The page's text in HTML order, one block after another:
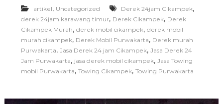
1
5
6
0
1
E
R
E
M
O
B
I
U
artikel, Uncategorized Derek 24jam Cikampek,
derek 24jam karawang timur, Derek Cikampek, Derek
Cikampek Murah, derek mobil cikampek, derek mobil
murah cikampek, Derek Mobil Purwakarta, Derek murah
Purwakarta, Jasa Derek 24 jam Cikampek, Jasa Derek 24
Jam Purwakarta, jasa derek mobil cikampek, Jasa Towing
mobil Purwakarta, Towing Cikampek, Towing Purwakarta